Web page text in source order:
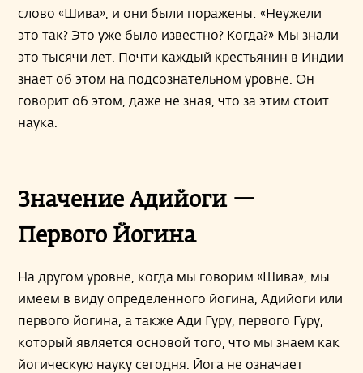
слово «Шива», и они были поражены: «Неужели
это так? Это уже было известно? Когда?» Мы знали
это тысячи лет. Почти каждый крестьянин в Индии
знает об этом на подсознательном уровне. Он
говорит об этом, даже не зная, что за этим стоит
наука.
Значение Адийоги —
Первого Йогина
На другом уровне, когда мы говорим «Шива», мы
имеем в виду определенного йогина, Адийоги или
первого йогина, а также Ади Гуру, первого Гуру,
который является основой того, что мы знаем как
йогическую науку сегодня. Йога не означает